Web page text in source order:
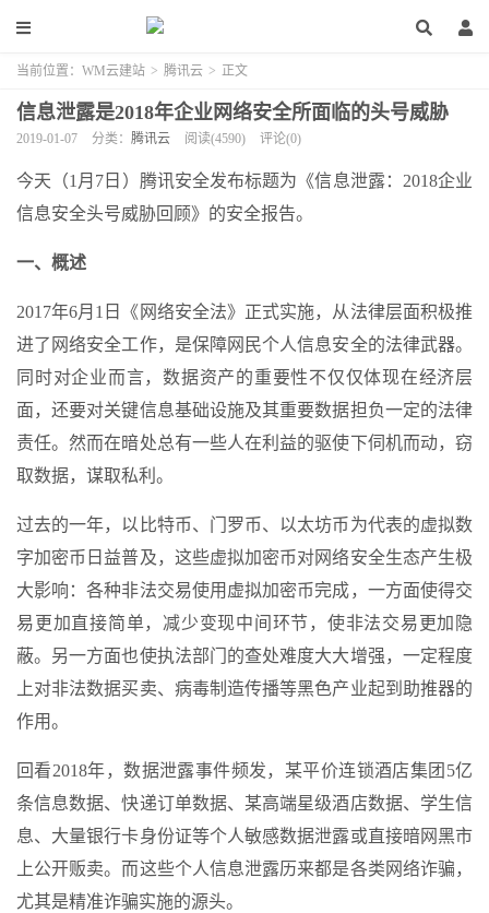
当前位置： WM云建站 > 腾讯云 > 正文
信息泄露是2018年企业网络安全所面临的头号威胁
2019-01-07 分类： 腾讯云 阅读(4590) 评论(0)
今天（1月7日）腾讯安全发布标题为《信息泄露：2018企业
信息安全头号威胁回顾》的安全报告。
一、概述
2017年6月1日《网络安全法》正式实施，从法律层面积极推
进了网络安全工作，是保障网民个人信息安全的法律武器。
同时对企业而言，数据资产的重要性不仅仅体现在经济层
面，还要对关键信息基础设施及其重要数据担负一定的法律
责任。然而在暗处总有一些人在利益的驱使下伺机而动，窃
取数据，谋取私利。
过去的一年，以比特币、门罗币、以太坊币为代表的虚拟数
字加密币日益普及，这些虚拟加密币对网络安全生态产生极
大影响：各种非法交易使用虚拟加密币完成，一方面使得交
易更加直接简单，减少变现中间环节，使非法交易更加隐
蔽。另一方面也使执法部门的查处难度大大增强，一定程度
上对非法数据买卖、病毒制造传播等黑色产业起到助推器的
作用。
回看2018年，数据泄露事件频发，某平价连锁酒店集团5亿
条信息数据、快递订单数据、某高端星级酒店数据、学生信
息、大量银行卡身份证等个人敏感数据泄露或直接暗网黑市
上公开贩卖。而这些个人信息泄露历来都是各类网络诈骗，
尤其是精准诈骗实施的源头。